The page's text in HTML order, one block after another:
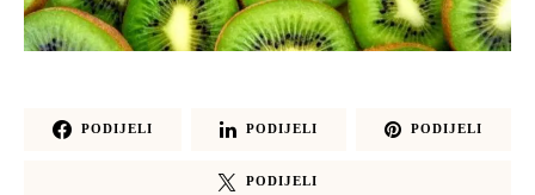
PODIJELI PODIJELI PODIJELI
PODIJELI